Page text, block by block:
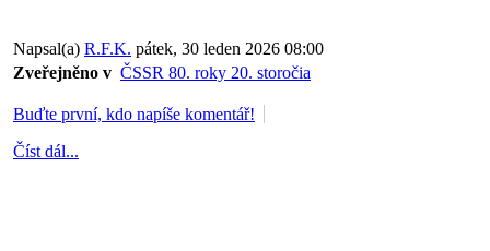
Napsal(a) R.F.K. pátek, 30 leden 2026 08:00
Zveřejněno v ČSSR 80. roky 20. storočia
Buďte první, kdo napíše komentář!
Číst dál...